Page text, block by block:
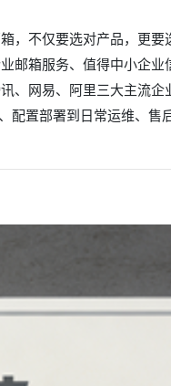
，不仅要选对产品，更
箱服务、值得中小企业
、网易、阿里三大主流
配置部署到日常运维、售